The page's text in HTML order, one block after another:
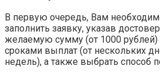
В первую очередь, Вам
заполнить заявку, указав
желаемую сумму (от 1000 рублей)
сроками выплат (от нескольких
недель), а также выбрать способ